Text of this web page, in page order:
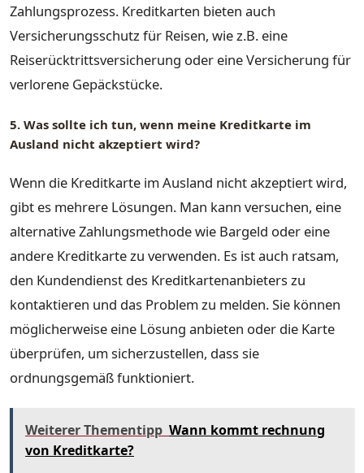
Zahlungsprozess. Kreditkarten bieten auch
Versicherungsschutz für Reisen, wie z.B. eine
Reiserücktrittsversicherung oder eine Versicherung für
verlorene Gepäckstücke.
5. Was sollte ich tun, wenn meine Kreditkarte im
Ausland nicht akzeptiert wird?
Wenn die Kreditkarte im Ausland nicht akzeptiert wird,
gibt es mehrere Lösungen. Man kann versuchen, eine
alternative Zahlungsmethode wie Bargeld oder eine
andere Kreditkarte zu verwenden. Es ist auch ratsam,
den Kundendienst des Kreditkartenanbieters zu
kontaktieren und das Problem zu melden. Sie können
möglicherweise eine Lösung anbieten oder die Karte
überprüfen, um sicherzustellen, dass sie
ordnungsgemäß funktioniert.
Weiterer Thementipp Wann kommt rechnung
von Kreditkarte?